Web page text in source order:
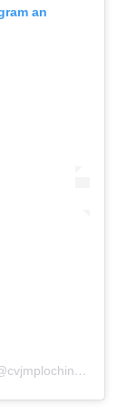
an
Ein Beitrag geteilt von CVJM Plochingen (@cvjmplochingen)